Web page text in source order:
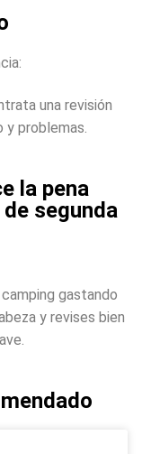
una revisión
y problemas.
la pena
segunda
gastando
y revises bien